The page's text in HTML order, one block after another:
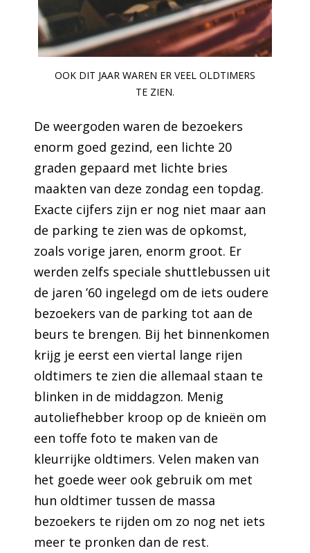
OOK DIT JAAR WAREN ER VEEL OLDTIMERS
TE ZIEN.
De weergoden waren de bezoekers
enorm goed gezind, een lichte 20
graden gepaard met lichte bries
maakten van deze zondag een topdag.
Exacte cijfers zijn er nog niet maar aan
de parking te zien was de opkomst,
zoals vorige jaren, enorm groot. Er
werden zelfs speciale shuttlebussen uit
de jaren ’60 ingelegd om de iets oudere
bezoekers van de parking tot aan de
beurs te brengen. Bij het binnenkomen
krijg je eerst een viertal lange rijen
oldtimers te zien die allemaal staan te
blinken in de middagzon. Menig
autoliefhebber kroop op de knieën om
een toffe foto te maken van de
kleurrijke oldtimers. Velen maken van
het goede weer ook gebruik om met
hun oldtimer tussen de massa
bezoekers te rijden om zo nog net iets
meer te pronken dan de rest.